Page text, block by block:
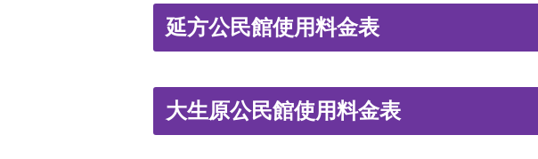
延方公民館使用料金表
大生原公民館使用料金表